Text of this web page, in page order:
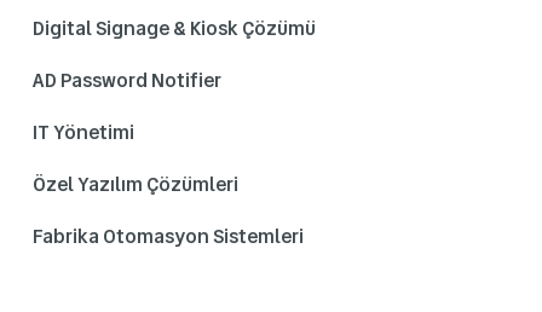
Digital Signage & Kiosk Çözümü
AD Password Notifier
IT Yönetimi
Özel Yazılım Çözümleri
Fabrika Otomasyon Sistemleri